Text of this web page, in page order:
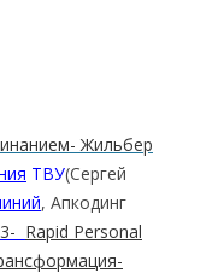
Жильбер
ТВУ(Сергей
, Апкодинг
Rapid Personal